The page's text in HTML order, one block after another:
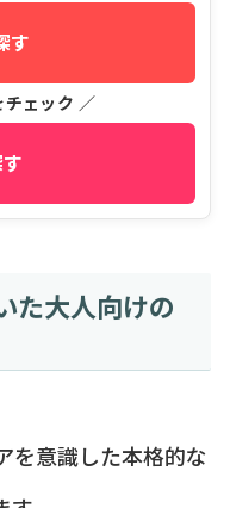
す
ェック ／
た大人向けの
を意識した本格的な